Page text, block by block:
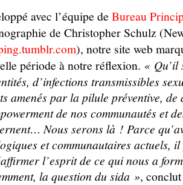
avec l’équipe de Bureau
de Christopher Schulz
), notre site web
période à notre réflexion. « Qu’il
d’infections transmissibles
amenés par la pilule préventive,
de nos communautés et
Nous serons là ! Parce
et communautaires actuels,
l’esprit de ce qui nous a
la question du sida »,